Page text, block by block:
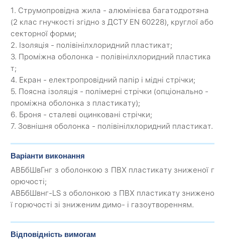
1. Струмопровідна жила - алюмінієва багатодротяна
(2 клас гнучкості згідно з ДСТУ EN 60228), круглої або
секторної форми;
2. Ізоляція - полівінілхлоридний пластикат;
3. Проміжна оболонка - полівінілхлоридний пластика
т;
4. Екран - електропровідний папір і мідні стрічки;
5. Поясна ізоляція - полімерні стрічки (опціонально -
проміжна оболонка з пластикату);
6. Броня - сталеві оцинковані стрічки;
7. Зовнішня оболонка - полівінілхлоридний пластикат.
Варіанти виконання
АВБбШвГнг з оболонкою з ПВХ пластикату зниженої г
орючості;
АВБбШвнг-LS з оболонкою з ПВХ пластикату знижено
ї горючості зі зниженим димо- і газоутворенням.
Відповідність вимогам